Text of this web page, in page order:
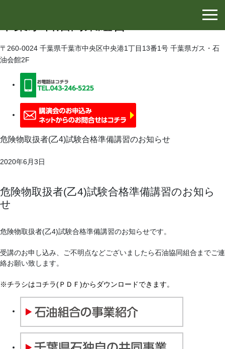
〒260-0024 千葉県千葉市中央区中央港1丁目13番1号 千葉県ガス・石
油会館2F
危険物取扱者(乙4)試験合格準備講習のお知らせ
2020年6月3日
危険物取扱者(乙4)試験合格準備講習のお知ら
せ
危険物取扱者(乙4)試験合格準備講習のお知らせです。
受講のお申し込み、ご不明点などございましたら石油協同組合までご連
絡お願い致します。
※チラシはコチラ(ＰＤＦ)からダウンロードできます。